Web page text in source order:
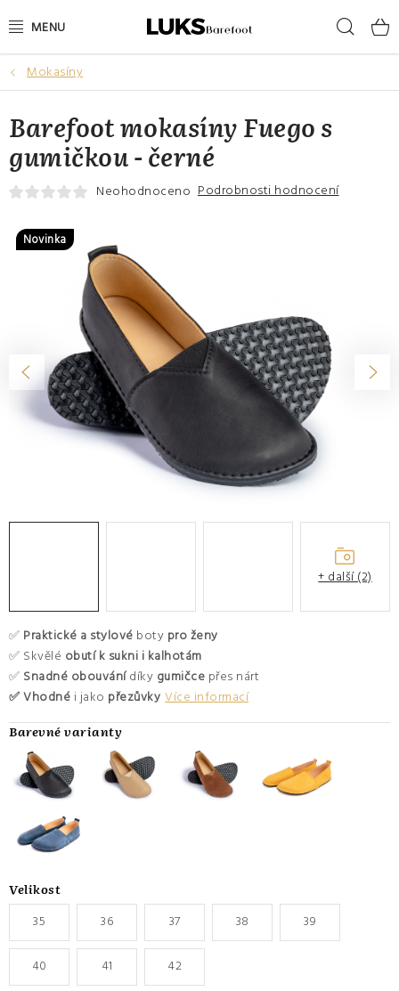
na
NOVINKY
VÝPRODEJ
DÁMSKÉ BAREFOOT BOTY
DÁRKOVÉ POUKAZY
Hodnocení obchodu
Moje objednávka
Výměna a vrácení zboží
Mokasíny
✅ Praktické a stylové boty pro ženy
✅ Skvělé obutí k sukni i kalhotám
✅ Snadné obouvánídíky gumičce přes nárt
✅ Vhodné i jako přezůvky Více informací
Velikost
35
36 37 38 39
40 41
42
Barefoot mokasíny Fuego s
gumičkou - černé
Neohodnoceno Podrobnosti hodnocení
Novinka
+ další (2)